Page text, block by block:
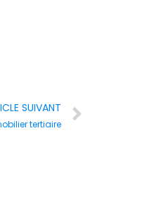
SUIVANT
tertiaire